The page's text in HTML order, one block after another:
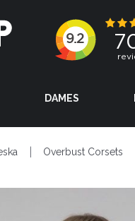
DAMES
Overbust Corsets